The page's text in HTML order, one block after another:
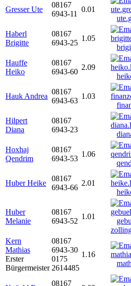
Gresser Ute
08167
6943-11
0.01
Haberl
Brigitte
08167
6943-25
1.05
Hauffe
Heiko
08167
6943-60
2.09
Hauk Andrea
08167
6943-63
1.03
Hilpert
Diana
08167
6943-23
Hoxhaj
Qendrim
08167
6943-53
1.06
Huber Heike
08167
6943-66
2.01
Huber
Melanie
08167
6943-52
1.01
Kern
Mathias
Erster
Bürgermeister
08167
6943-30
0175
2614485
1.16
08167